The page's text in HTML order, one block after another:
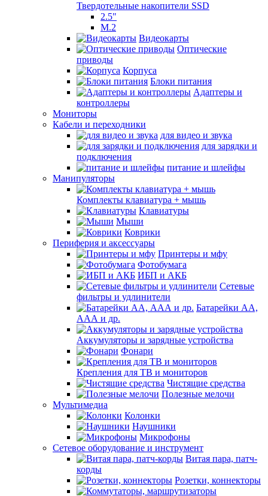
Твердотельные накопители SSD
2.5"
M.2
Видеокарты
Оптические
приводы
Корпуса
Блоки питания
Адаптеры и
контроллеры
Мониторы
Кабели и переходники
для видео и звука
для зарядки и
подключения
питание и шлейфы
Манипуляторы
Комплекты клавиатура + мышь
Клавиатуры
Мыши
Коврики
Периферия и аксессуары
Принтеры и мфу
Фотобумага
ИБП и АКБ
Сетевые
фильтры и удлинители
Батарейки АА,
ААА и др.
Аккумуляторы и зарядные устройства
Фонари
Крепления для ТВ и мониторов
Чистящие средства
Полезные мелочи
Мультимедиа
Колонки
Наушники
Микрофоны
Сетевое оборудование и инструмент
Витая пара, патч-
корды
Розетки, коннекторы